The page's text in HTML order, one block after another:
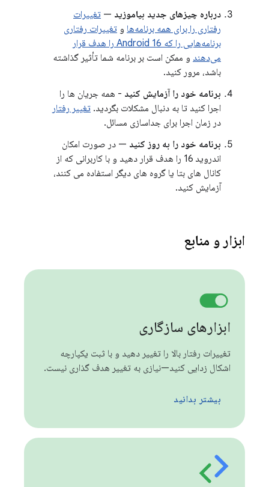
درباره چیزهای جدید بیاموزید — تغییرات
رفتاری را برای همه برنامه‌ها و تغییرات رفتاری
برنامه‌هایی را که Android 16 را هدف قرار
می‌دهند و ممکن است بر برنامه شما تأثیر گذاشته
باشد، مرور کنید.
برنامه خود را آزمایش کنید - همه جریان ها را
اجرا کنید تا به دنبال مشکلات بگردید. تغییر رفتار
در زمان اجرا برای جداسازی مسائل.
برنامه خود را به روز کنید — در صورت امکان
اندروید 16 را هدف قرار دهید و با کاربرانی که از
کانال های بتا یا گروه های دیگر استفاده می کنند،
آزمایش کنید.
ابزار و منابع
ابزارهای سازگاری
تغییرات رفتار بالا را تغییر دهید و با ثبت یکپارچه
اشکال زدایی کنید—نیازی به تغییر هدف گذاری نیست.
بیشتر بدانید